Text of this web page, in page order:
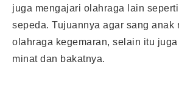
juga mengajari olahraga lain
sepeda. Tujuannya agar sang anak
olahraga kegemaran, selain itu
minat dan bakatnya.